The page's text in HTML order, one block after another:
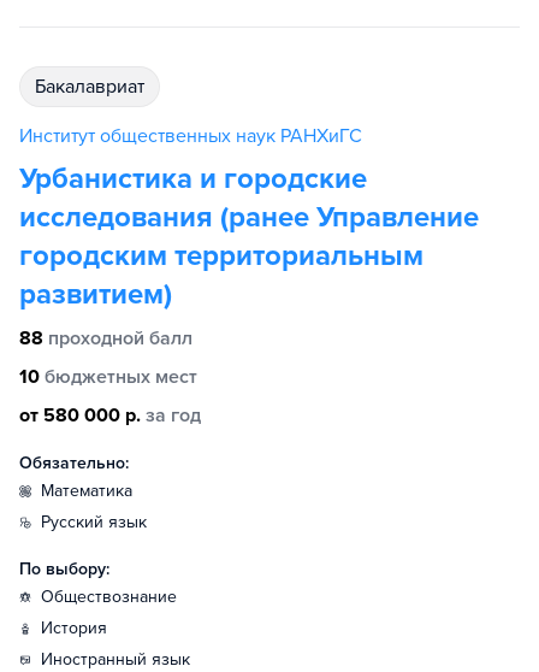
бакалавриат
Институт общественных наук РАНХиГС
Урбанистика и городские
исследования (ранее Управление
городским территориальным
развитием)
88 проходной балл
10 бюджетных мест
от 580 000 р. за год
Обязательно:
математика
русский язык
По выбору:
обществознание
история
иностранный язык